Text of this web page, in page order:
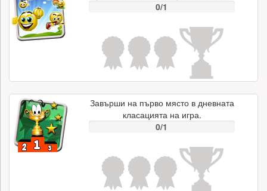
0/1
Завърши на първо място в дневната
класацията на игра.
0/1